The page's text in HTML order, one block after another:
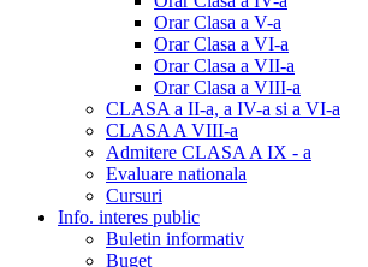
Orar Clasa a V-a
Orar Clasa a VI-a
Orar Clasa a VII-a
Orar Clasa a VIII-a
CLASA a II-a, a IV-a si a VI-a
CLASA A VIII-a
Admitere CLASA A IX - a
Evaluare nationala
Cursuri
Info. interes public
Buletin informativ
Buget